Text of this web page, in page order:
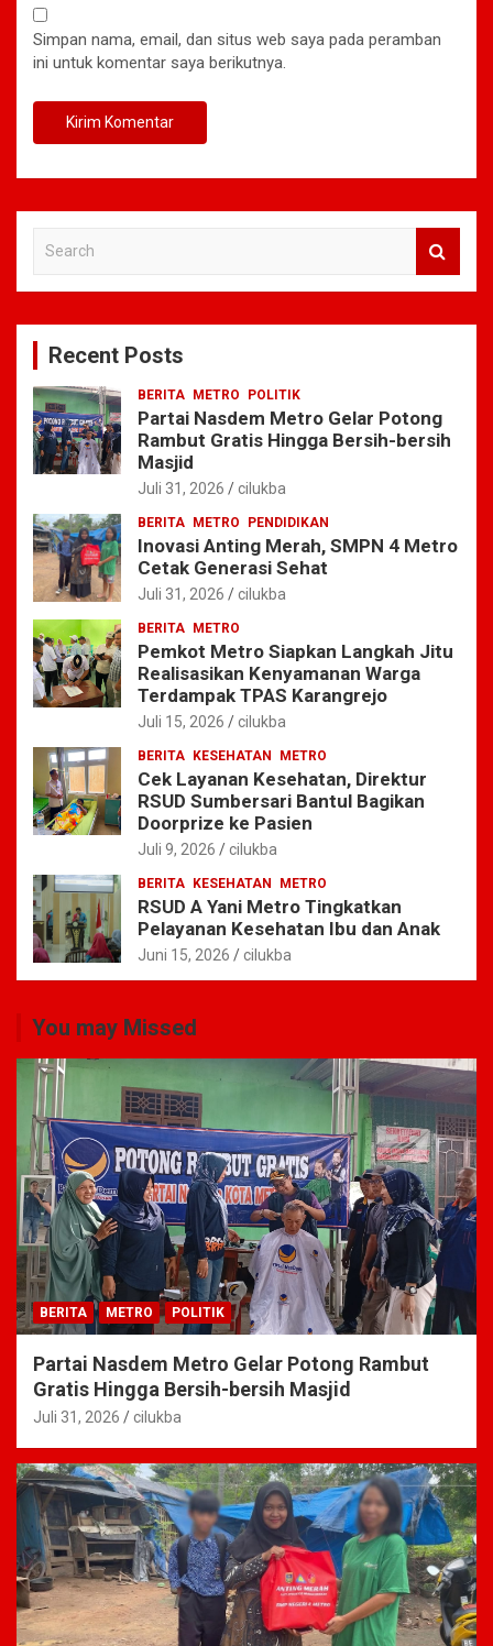
Simpan nama, email, dan situs web saya pada peramban
ini untuk komentar saya berikutnya.
c
Recent Posts
BERITA METRO POLITIK
Partai Nasdem Metro Gelar Potong
Rambut Gratis Hingga Bersih-bersih
Masjid
Juli 31, 2026 cilukba
BERITA METRO PENDIDIKAN
Inovasi Anting Merah, SMPN 4 Metro
Cetak Generasi Sehat
Juli 31, 2026 cilukba
BERITA METRO
Pemkot Metro Siapkan Langkah Jitu
Realisasikan Kenyamanan Warga
Terdampak TPAS Karangrejo
Juli 15, 2026 cilukba
BERITA KESEHATAN METRO
Cek Layanan Kesehatan, Direktur
RSUD Sumbersari Bantul Bagikan
Doorprize ke Pasien
Juli 9, 2026 cilukba
BERITA KESEHATAN METRO
RSUD A Yani Metro Tingkatkan
Pelayanan Kesehatan Ibu dan Anak
Juni 15, 2026 cilukba
You may Missed
BERITA METRO POLITIK
Partai Nasdem Metro Gelar Potong Rambut
Gratis Hingga Bersih-bersih Masjid
Juli 31, 2026 cilukba